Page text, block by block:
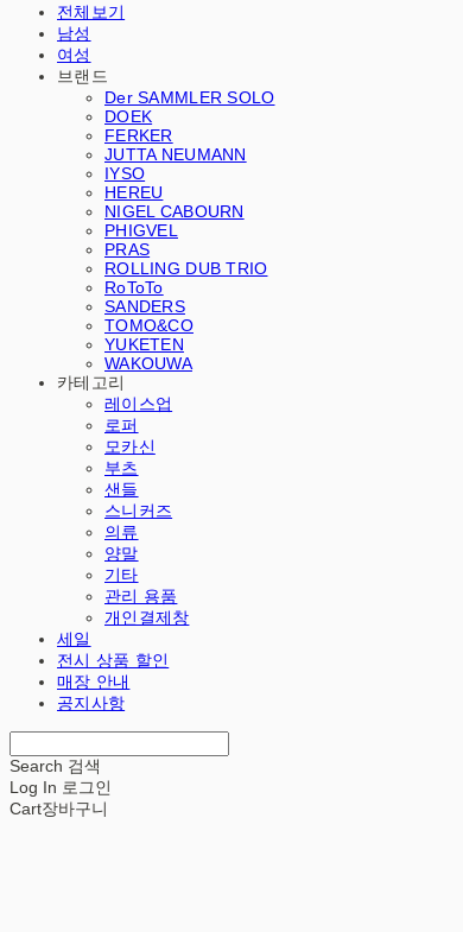
전체보기
남성
여성
브랜드
Der SAMMLER SOLO
DOEK
FERKER
JUTTA NEUMANN
IYSO
HEREU
NIGEL CABOURN
PHIGVEL
PRAS
ROLLING DUB TRIO
RoToTo
SANDERS
TOMO&CO
YUKETEN
WAKOUWA
카테고리
레이스업
로퍼
모카신
부츠
샌들
스니커즈
의류
양말
기타
관리 용품
개인결제창
세일
전시 상품 할인
매장 안내
공지사항
Search 검색
Log In 로그인
Cart장바구니